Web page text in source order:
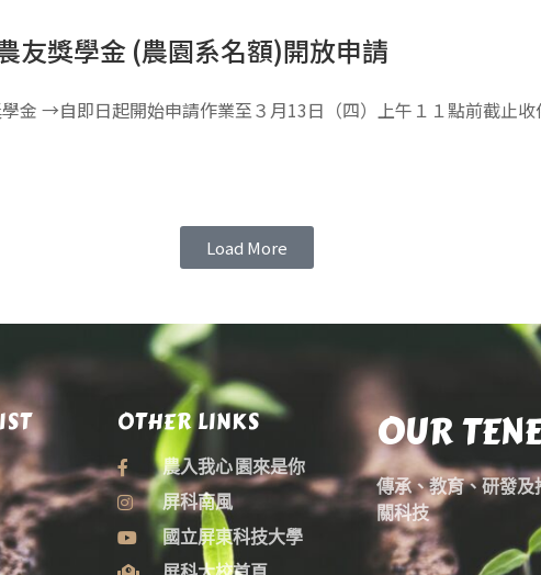
友獎學金 (農園系名額)開放申請
金 →自即日起開始申請作業至３月13日（四）上午１１點前截止
Load More
OTHER LINKS
農入我心 園來是你
屏科南風
國立屏東科技大學
OUR
傳承、教育、研發及
關科技